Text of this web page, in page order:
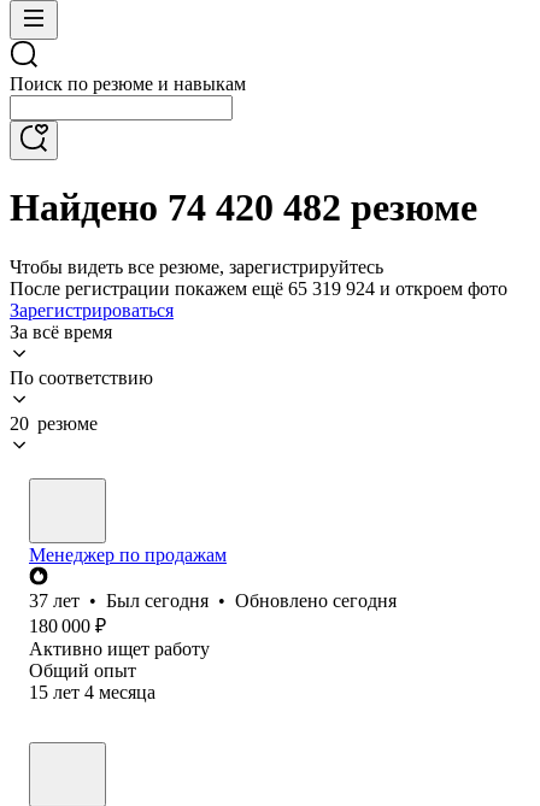
Поиск по резюме и навыкам
Найдено 74 420 482 резюме
Чтобы видеть все резюме, зарегистрируйтесь
После регистрации покажем ещё 65 319 924 и откроем фото
Зарегистрироваться
За всё время
По соответствию
20 резюме
Менеджер по продажам
37 лет • Был сегодня • Обновлено сегодня
180 000 ₽
Активно ищет работу
Общий опыт
15 лет 4 месяца